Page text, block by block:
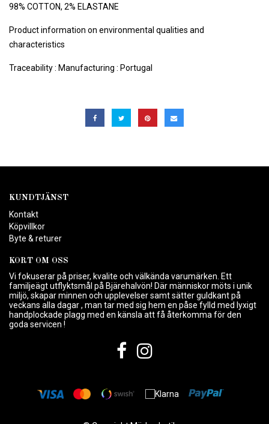
98% COTTON, 2% ELASTANE
Product information on environmental qualities and
characteristics
Traceability : Manufacturing : Portugal
KUNDTJÄNST
Kontakt
Köpvillkor
Byte & returer
KORT OM OSS
Vi fokuserar på priser, kvalite och välkända varumärken. Ett
familjeägt utflyktsmål på Bjärehalvön! Där människor möts i unik
miljö, skapar minnen och upplevelser samt sätter guldkant på
veckans alla dagar , man tar med sig hem en påse fylld med lyxigt
handplockade plagg med en känsla att få återkomma för den
goda servicen !